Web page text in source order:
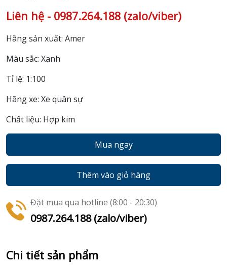
Liên hệ - 0987.264.188 (zalo/viber)
Hãng sản xuất: Amer
Màu sắc: Xanh
Tỉ lệ: 1:100
Hãng xe: Xe quân sự
Chất liệu: Hợp kim
Mua ngay
Thêm vào giỏ hàng
Đặt mua qua hotline (8:00 - 20:30)
0987.264.188 (zalo/viber)
Chi tiết sản phẩm